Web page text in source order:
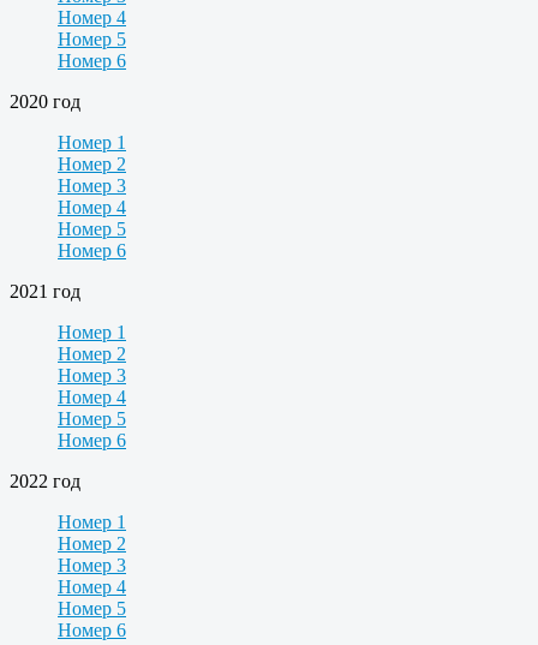
Номер 4
Номер 5
Номер 6
2020 год
Номер 1
Номер 2
Номер 3
Номер 4
Номер 5
Номер 6
2021 год
Номер 1
Номер 2
Номер 3
Номер 4
Номер 5
Номер 6
2022 год
Номер 1
Номер 2
Номер 3
Номер 4
Номер 5
Номер 6